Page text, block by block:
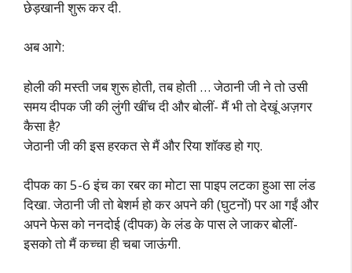
छेड़खानी शुरू कर दी.
अब आगे:
होली की मस्ती जब शुरू होती, तब होती … जेठानी जी ने तो उसी
समय दीपक जी की लुंगी खींच दी और बोलीं- मैं भी तो देखूं अज़गर
कैसा है?
जेठानी जी की इस हरकत से मैं और रिया शॉक्ड हो गए.
दीपक का 5-6 इंच का रबर का मोटा सा पाइप लटका हुआ सा लंड
दिखा. जेठानी जी तो बेशर्म हो कर अपने की (घुटनों) पर आ गईं और
अपने फेस को ननदोई (दीपक) के लंड के पास ले जाकर बोलीं-
इसको तो मैं कच्चा ही चबा जाऊंगी.